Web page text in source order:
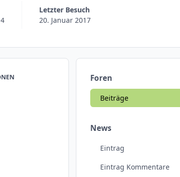
Letzter Besuch
20. Januar 2017
Foren
Beiträge
News
Eintrag
Eintrag Kommentare